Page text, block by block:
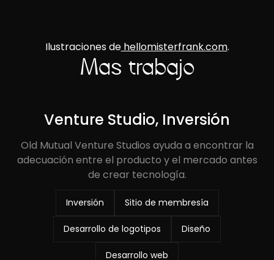
Ilustraciones dehellomisterfrank.com.
Más trabajo
Venture Studio, Inversión
Old Mutual Venture Studios ayuda a encontrar la
adecuación entre el producto y el mercado antes
de crear tecnología.
Inversión Sitio de membresía
Desarrollo de logotipos Diseño
Desarrollo web